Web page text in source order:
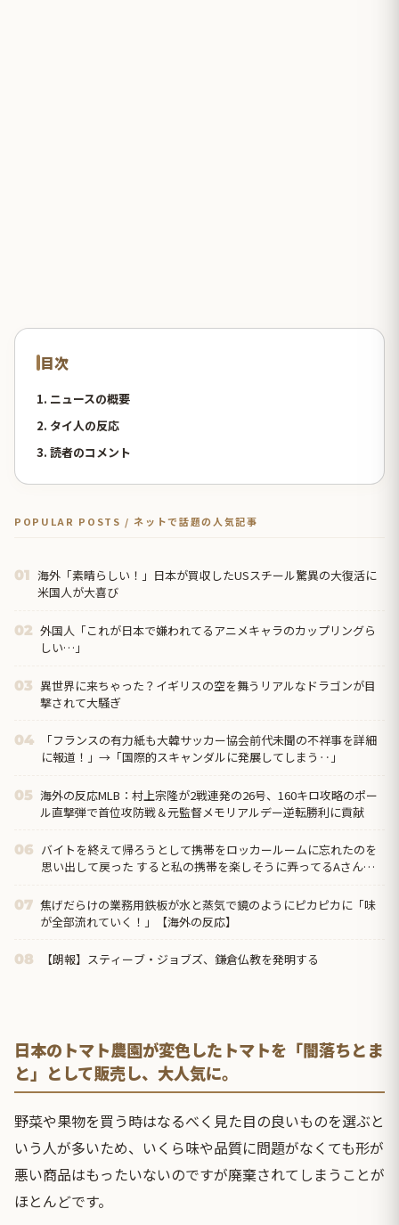
目次
1. ニュースの概要
2. タイ人の反応
3. 読者のコメント
POPULAR POSTS / ネットで話題の人気記事
01 海外「素晴らしい！」日本が買収したUSスチール驚異の大復活に
米国人が大喜び
02 外国人「これが日本で嫌われてるアニメキャラのカップリングら
しい…」
03 異世界に来ちゃった？イギリスの空を舞うリアルなドラゴンが目
撃されて大騒ぎ
04
「フランスの有力紙も大韓サッカー協会前代未聞の不祥事を詳細
に報道！」→「国際的スキャンダルに発展してしまう‥」
05 海外の反応MLB：村上宗隆が2戦連発の26号、160キロ攻略のポー
ル直撃弾で首位攻防戦＆元監督メモリアルデー逆転勝利に貢献
06 バイトを終えて帰ろうとして携帯をロッカールームに忘れたのを
思い出して戻った すると私の携帯を楽しそうに弄ってるAさんの
07 焦げだらけの業務用鉄板が水と蒸気で鏡のようにピカピカに「味
が全部流れていく！」【海外の反応】
08 【朗報】スティーブ・ジョブズ、鎌倉仏教を発明する
日本のトマト農園が変色したトマトを「闇落ちとま
と」として販売し、大人気に。
野菜や果物を買う時はなるべく見た目の良いものを選ぶと
いう人が多いため、いくら味や品質に問題がなくても形が
悪い商品はもったいないのですが廃棄されてしまうことが
ほとんどです。